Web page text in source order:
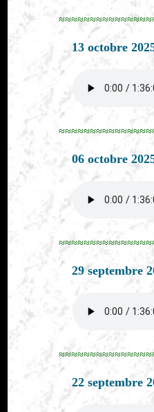
13 octobre
06 octobre
29 septembre
22 septembre